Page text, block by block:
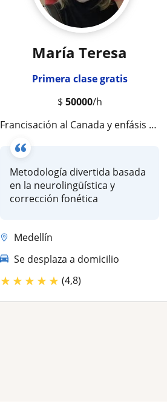
María Teresa
Primera clase gratis
$ 50000/h
Francisación al Canada y enfásis migratorio Preparación al TCF TEF DELF
Metodología divertida basada
en la neurolingüística y
corrección fonética
Medellín
Se desplaza a domicilio
★★★★★ (4,8)